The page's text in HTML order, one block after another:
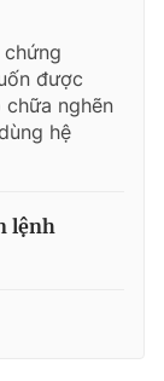
chứng
được
nghẽn
hệ
lệnh